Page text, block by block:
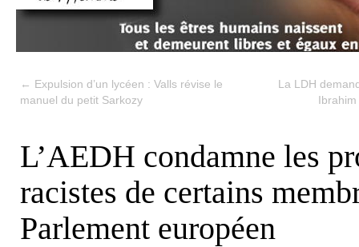
← Expulsion d’un lycéen : Valls révise le
manuel du petit Sarkozy
La LDH
L’AEDH condamne les
racistes de certains
Parlement européen